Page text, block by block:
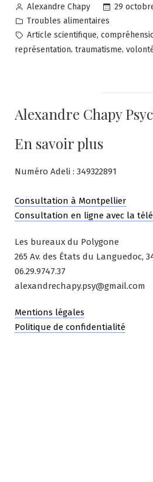
Posted
by
Alexandre Chapy
29
Posted
in
Troubles alimentaires
Tags:
Article scientifique,
représentation, traumatisme,
Alexandre Chapy
En savoir plus
Numéro Adeli : 349322891
Consultation à Montpellier
Consultation en ligne avec la
Les bureaux du Polygone
265 Av. des États du Languedoc,
06.29.9747.37
alexandrechapy.psy@gmail.com
Mentions légales
Politique de confidentialité